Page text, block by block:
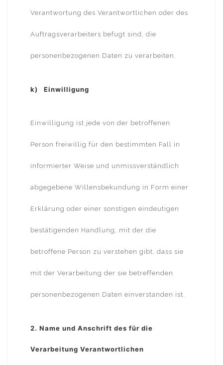
Verantwortung des Verantwortlichen oder des
Auftragsverarbeiters befugt sind, die
personenbezogenen Daten zu verarbeiten.
k) Einwilligung
Einwilligung ist jede von der betroffenen
Person freiwillig für den bestimmten Fall in
informierter Weise und unmissverständlich
abgegebene Willensbekundung in Form einer
Erklärung oder einer sonstigen eindeutigen
bestätigenden Handlung, mit der die
betroffene Person zu verstehen gibt, dass sie
mit der Verarbeitung der sie betreffenden
personenbezogenen Daten einverstanden ist.
2. Name und Anschrift des für die
Verarbeitung Verantwortlichen